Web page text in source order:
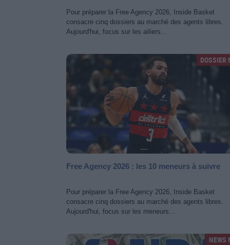
Pour préparer la Free Agency 2026, Inside Basket
consacre cinq dossiers au marché des agents libres.
Aujourd'hui, focus sur les ailiers...
DOSSIER
Free Agency 2026 : les 10 meneurs à suivre
Pour préparer la Free Agency 2026, Inside Basket
consacre cinq dossiers au marché des agents libres.
Aujourd'hui, focus sur les meneurs...
NEWS